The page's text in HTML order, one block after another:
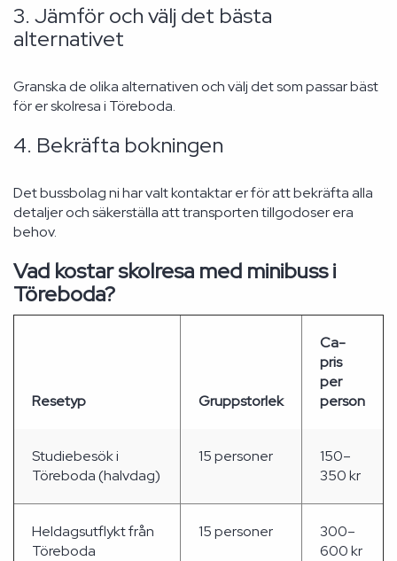
3. Jämför och välj det bästa
alternativet
Granska de olika alternativen och välj det som passar bäst
för er skolresa i Töreboda.
4. Bekräfta bokningen
Det bussbolag ni har valt kontaktar er för att bekräfta alla
detaljer och säkerställa att transporten tillgodoser era
behov.
Vad kostar skolresa med minibuss i
Töreboda?
Resetyp Gruppstorlek
Ca-
pris
per
person
Studiebesök i
Töreboda (halvdag)
15 personer
150–
350 kr
Heldagsutflykt från
Töreboda
15 personer
300–
600 kr